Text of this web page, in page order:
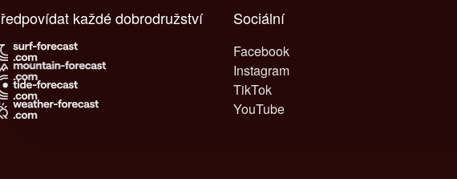
Sociální
Facebook
Instagram
TikTok
YouTube
Předpovídat každé dobrodružství